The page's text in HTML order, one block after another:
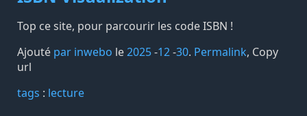
Top ce site, pour parcourir les code ISBN !
Ajouté par inwebo le2025-12-30. Permalink, Copy
url
tags️ : lecture